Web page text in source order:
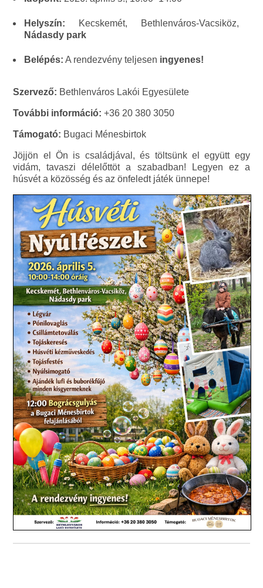
Helyszín: Kecskemét, Bethlenváros-Vacsiköz,
Nádasdy park
Belépés: A rendezvény teljesen ingyenes!
Szervező: Bethlenváros Lakói Egyesülete
További információ: +36 20 380 3050
Támogató: Bugaci Ménesbirtok
Jöjjön el Ön is családjával, és töltsünk el együtt egy
vidám, tavaszi délelőttöt a szabadban! Legyen ez a
húsvét a közösség és az önfeledt játék ünnepe!